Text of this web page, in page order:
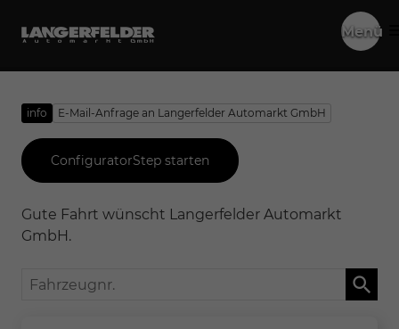
Menü
info E-Mail-Anfrage an Langerfelder Automarkt GmbH
ConfiguratorStep starten
Gute Fahrt wünscht Langerfelder Automarkt
GmbH.
Fahrzeugnr.